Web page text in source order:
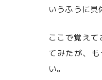
いうふうに具
ここで覚え
てみたが、
い。